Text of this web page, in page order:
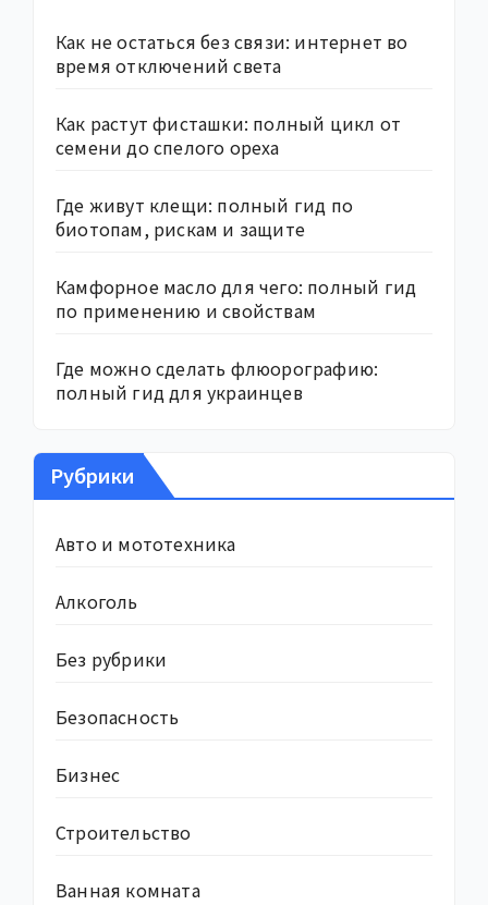
Как не остаться без связи: интернет во
время отключений света
Как растут фисташки: полный цикл от
семени до спелого ореха
Где живут клещи: полный гид по
биотопам, рискам и защите
Камфорное масло для чего: полный гид
по применению и свойствам
Где можно сделать флюорографию:
полный гид для украинцев
Рубрики
Авто и мототехника
Алкоголь
Без рубрики
Безопасность
Бизнес
Строительство
Ванная комната